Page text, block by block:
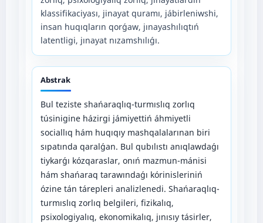
klassifikaciyası, jinayat quramı, jábirleniwshi,
insan huqıqların qorǵaw, jınayashılıqtıń
latentligi, jınayat nızamshılıǵı.
Abstrak
Bul teziste shańaraqlıq-turmıslıq zorlıq
túsinigine házirgi jámiyettiń áhmiyetli
sociallıq hám huqıqıy mashqalalarınan biri
sıpatında qaralǵan. Bul qubılıstı anıqlawdaǵı
tiykarǵı kózqaraslar, onıń mazmun-mánisi
hám shańaraq tarawındaǵı kórinisleriniń
ózine tán tárepleri analizlenedi. Shańaraqlıq-
turmıslıq zorlıq belgileri, fizikalıq,
psixologiyalıq, ekonomikalıq, jınısıy tásirler,